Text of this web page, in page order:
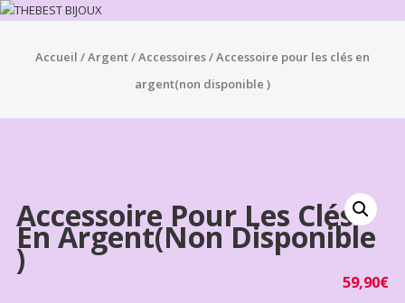
Accueil /Argent/Accessoires/ Accessoire pour les clés en
argent(non disponible )
Accessoire Pour Les Clés
En Argent(non Disponible
)
59,90€